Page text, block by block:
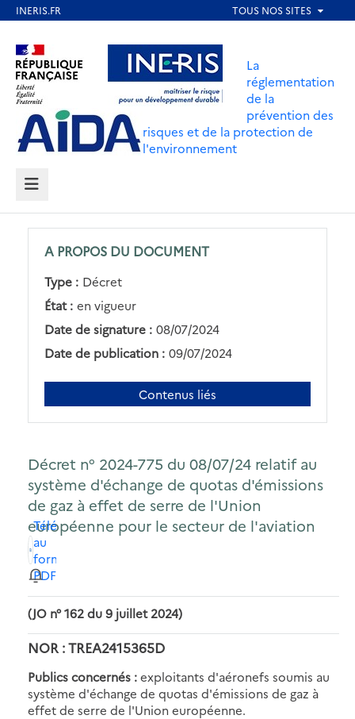
contenu
principal
Aller au contenu Aller au menu
Aller au pied de page
La
réglementation
de la
prévention des
risques et de la protection de
l'environnement
MENU
A PROPOS DU DOCUMENT
Type : Décret
État : en vigueur
Date de signature : 08/07/2024
Date de publication : 09/07/2024
Contenus liés
Décret n° 2024-775 du 08/07/24 relatif au
système d'échange de quotas d'émissions
de gaz à effet de serre de l'Union
européenne pour le secteur de l'aviation
Télécharger
au
format
PDF
(JO n° 162 du 9 juillet 2024)
NOR : TREA2415365D
Publics concernés :exploitants d'aéronefs soumis au
système d'échange de quotas d'émissions de gaz à
effet de serre de l'Union européenne.